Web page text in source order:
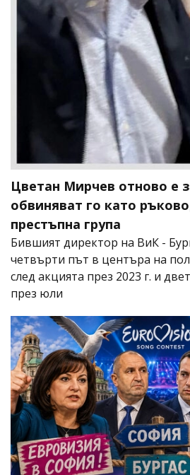
Цветан Мирчев отново е
обвиняват го като
престъпна група
Бившият директор на ВиК -
четвърти път в центъра на
след акцията през 2023 г. и
през юли